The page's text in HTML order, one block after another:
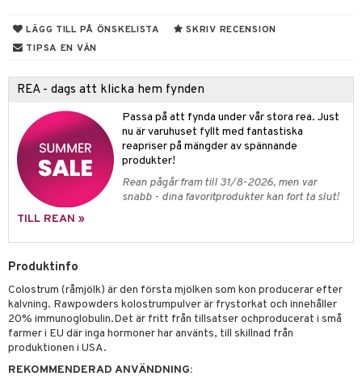
LÄGG TILL PÅ ÖNSKELISTA
SKRIV RECENSION
TIPSA EN VÄN
REA - dags att klicka hem fynden
Passa på att fynda under vår stora rea. Just
nu är varuhuset fyllt med fantastiska
reapriser på mängder av spännande
produkter!
Rean pågår fram till 31/8-2026, men var
snabb - dina favoritprodukter kan fort ta slut!
TILL REAN »
Produktinfo
Colostrum (råmjölk) är den första mjölken som kon producerar efter
kalvning. Rawpowders kolostrumpulver är frystorkat och innehåller
20% immunoglobulin.Det är fritt från tillsatser ochproducerat i små
farmer i EU där inga hormoner har använts, till skillnad från
produktionen i USA.
REKOMMENDERAD ANVÄNDNING:
& buljong
& oro
& avgiftning